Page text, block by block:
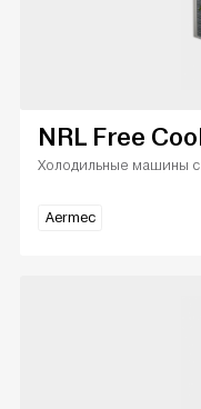
NRL Free
Холодильные машины
Aermec